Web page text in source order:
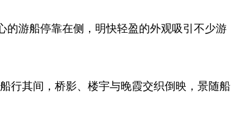
游船停靠在侧，明快轻盈的外观吸引不少游
其间，桥影、楼宇与晚霞交织倒映，景随船